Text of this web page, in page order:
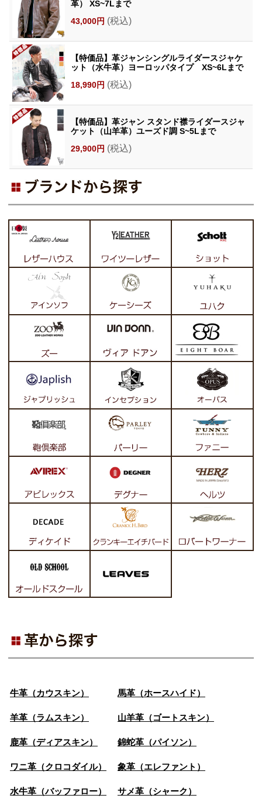
革） XS~7Lまで
43,000円 (税込)
【特価品】革ジャンシングルライダースジャケ
ット（水牛革）ヨーロッパタイプ XS~6Lまで
18,990円 (税込)
【特価品】革ジャン スタンド襟ライダースジャ
ケット（山羊革）ユーズド調 S~5Lまで
29,900円 (税込)